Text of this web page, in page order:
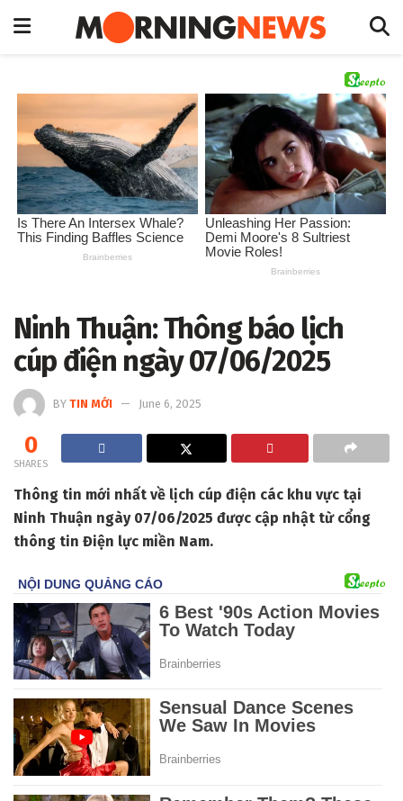
Ninh Thuận: Thông báo lịch
cúp điện ngày 07/06/2025
BY TIN MỚI June 6, 2025
0
SHARES
Thông tin mới nhất về lịch cúp điện các khu vực tại
Ninh Thuận ngày 07/06/2025 được cập nhật từ cổng
thông tin Điện lực miền Nam.